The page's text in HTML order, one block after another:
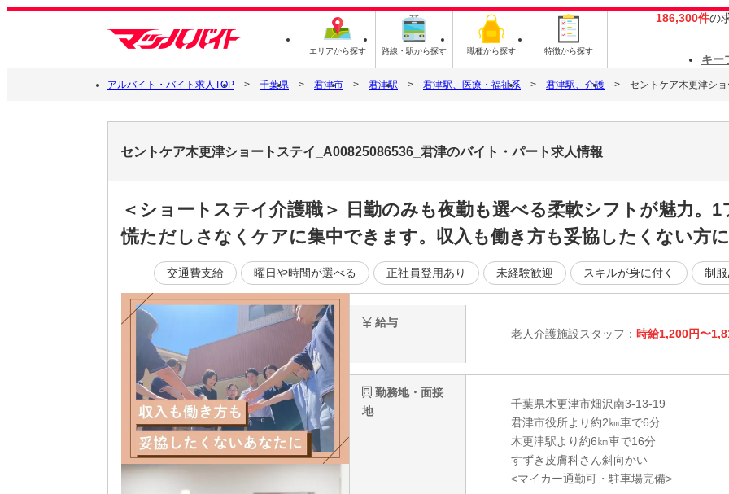
エリアから探す 路線・駅から探す 職種から探す 特徴から探す
186,300件の
キー
アルバイト・バイト求人TOP 千葉県 君津市 君津駅 君津駅、医療・福祉系 君津駅、介護 セントケア木更津シ
セントケア木更津ショートステイ_A00825086536_君津のバイト・パート求人情報
＜ショートステイ介護職＞ 日勤のみも夜勤も選べる柔軟シフトが魅力。1
慌ただしさなくケアに集中できます。収入も働き方も妥協したくない方に
交通費支給 曜日や時間が選べる 正社員登用あり 未経験歓迎 スキルが身に付く 制服
給与
老人介護施設スタッフ： 時給1,200円〜
勤務地・面接
地
千葉県木更津市畑沢南3-13-19
君津市役所より約2㎞車で6分
木更津駅より約6㎞車で16分
すずき皮膚科さん斜向かい
<マイカー通勤可・駐車場完備>